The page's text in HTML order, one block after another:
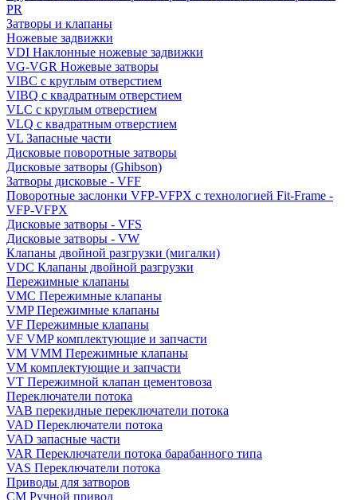
PR
Затворы и клапаны
Ножевые задвижки
VDI Наклонные ножевые задвижки
VG-VGR Ножевые затворы
VIBC с круглым отверстием
VIBQ с квадратным отверстием
VLC с круглым отверстием
VLQ с квадратным отверстием
VL Запасные части
Дисковые поворотные затворы
Дисковые затворы (Ghibson)
Затворы дисковые - VFF
Поворотные заслонки VFP-VFPX с технологией Fit-Frame -
VFP-VFPX
Дисковые затворы - VFS
Дисковые затворы - VW
Клапаны двойной разгрузки (мигалки)
VDC Клапаны двойной разгрузки
Пережимные клапаны
VMC Пережимные клапаны
VMP Пережимные клапаны
VF Пережимные клапаны
VF VMP комплектующие и запчасти
VM VMM Пережимные клапаны
VM комплектующие и запчасти
VT Пережимной клапан цементовоза
Переключатели потока
VAB перекидные переключатели потока
VAD Переключатели потока
VAD запасные части
VAR Переключатели потока барабанного типа
VAS Переключатели потока
Приводы для затворов
СМ Ручной привод